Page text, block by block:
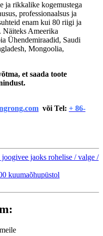
rikkalike kogemustega
professionaalsus ja
enam kui 80 riigi ja
Näiteks Ameerika
Ühendemiraadid, Saudi
Mongoolia,
et saada toote
või Tel: + 86-
jaoks rohelise / valge /
kuumaõhupüstol